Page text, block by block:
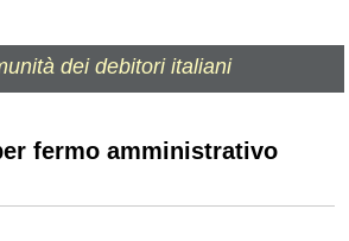
dei debitori italiani
fermo amministrativo